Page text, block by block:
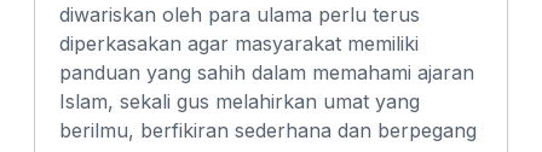
diwariskan oleh para ulama perlu terus
diperkasakan agar masyarakat memiliki
panduan yang sahih dalam memahami ajaran
Islam, sekali gus melahirkan umat yang
berilmu, berfikiran sederhana dan berpegang